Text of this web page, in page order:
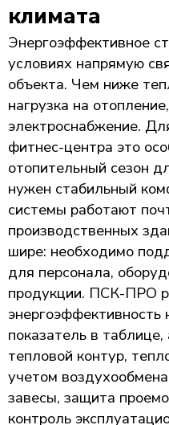
климата
Энергоэффективное
условиях напрямую
объекта. Чем ниже
нагрузка на
электроснабжение.
фитнес-центра это
отопительный сезон
нужен стабильный
системы работают
производственных
шире: необходимо
для персонала,
продукции. ПСК-ПРО
энергоэффективность
показатель в
тепловой контур,
учетом
завесы, защита
контроль